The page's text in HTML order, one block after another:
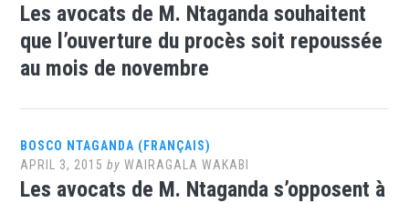
Les avocats de M. Ntaganda souhaitent
que l’ouverture du procès soit repoussée
au mois de novembre
BOSCO NTAGANDA (FRANÇAIS)
APRIL 3, 2015 byWAIRAGALA WAKABI
Les avocats de M. Ntaganda s’opposent à